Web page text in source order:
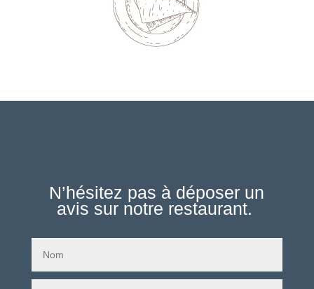
N’hésitez pas à déposer un
avis sur notre restaurant.